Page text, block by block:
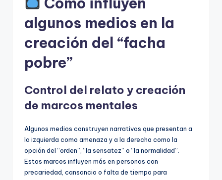
algunos medios en la
creación del “facha
pobre”
Control del relato y creación
de marcos mentales
Algunos medios construyen narrativas que presentan a
la izquierda como amenaza y a la derecha como la
opción del “orden”, “la sensatez” o “la normalidad”.
Estos marcos influyen más en personas con
precariedad, cansancio o falta de tiempo para